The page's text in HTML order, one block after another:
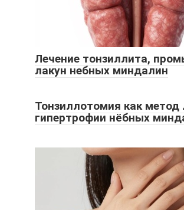
Лечение тонзиллита,
лакун небных миндалин
Тонзиллотомия как метод
гипертрофии нёбных